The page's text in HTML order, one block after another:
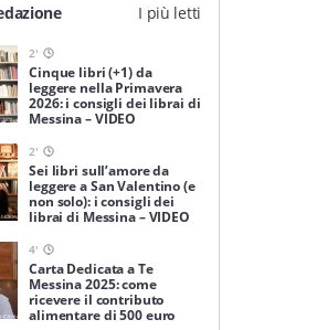
I più letti
2'
Cinque libri (+1) da
leggere nella Primavera
2026: i consigli dei librai di
Messina – VIDEO
2'
Sei libri sull’amore da
leggere a San Valentino (e
non solo): i consigli dei
librai di Messina – VIDEO
4'
Carta Dedicata a Te
Messina 2025: come
ricevere il contributo
alimentare di 500 euro